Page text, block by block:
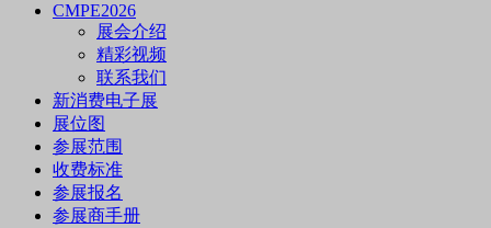
CMPE2026
展会介绍
精彩视频
联系我们
新消费电子展
展位图
参展范围
收费标准
参展报名
参展商手册